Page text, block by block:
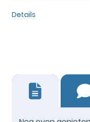
Details